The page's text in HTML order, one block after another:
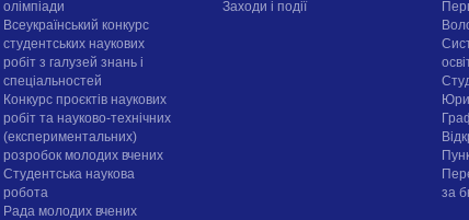
олімпіади
Всеукраїнський конкурс
студентських наукових
робіт з галузей знань і
спеціальностей
Конкурс проєктів наукових
робіт та науково-технічних
(експериментальних)
розробок молодих вчених
Студентська наукова
робота
Рада молодих вчених
Заходи і події
за